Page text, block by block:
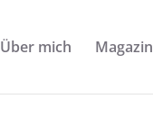
Über mich Magazin